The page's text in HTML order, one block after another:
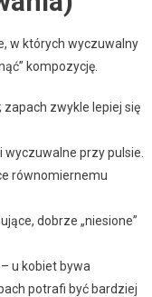
w których wyczuwalny
kompozycję.
zwykle lepiej się
przy pulsie.
równomiernemu
dobrze „niesione”
– u kobiet bywa
potrafi być bardziej